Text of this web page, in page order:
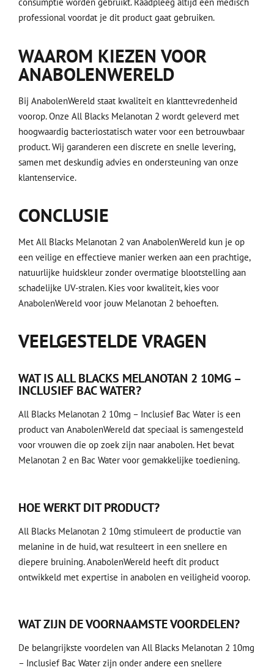
professional voordat je dit product gaat gebruiken.
WAAROM KIEZEN VOOR
ANABOLENWERELD
Bij AnabolenWereld staat kwaliteit en klanttevredenheid
voorop. Onze All Blacks Melanotan 2 wordt geleverd met
hoogwaardig bacteriostatisch water voor een betrouwbaar
product. Wij garanderen een discrete en snelle levering,
samen met deskundig advies en ondersteuning van onze
klantenservice.
CONCLUSIE
Met All Blacks Melanotan 2 van AnabolenWereld kun je op
een veilige en effectieve manier werken aan een prachtige,
natuurlijke huidskleur zonder overmatige blootstelling aan
schadelijke UV-stralen. Kies voor kwaliteit, kies voor
AnabolenWereld voor jouw Melanotan 2 behoeften.
VEELGESTELDE VRAGEN
WAT IS ALL BLACKS MELANOTAN 2 10MG –
INCLUSIEF BAC WATER?
All Blacks Melanotan 2 10mg – Inclusief Bac Water is een
product van AnabolenWereld dat speciaal is samengesteld
voor vrouwen die op zoek zijn naar anabolen. Het bevat
Melanotan 2 en Bac Water voor gemakkelijke toediening.
HOE WERKT DIT PRODUCT?
All Blacks Melanotan 2 10mg stimuleert de productie van
melanine in de huid, wat resulteert in een snellere en
diepere bruining. AnabolenWereld heeft dit product
ontwikkeld met expertise in anabolen en veiligheid voorop.
WAT ZIJN DE VOORNAAMSTE VOORDELEN?
De belangrijkste voordelen van All Blacks Melanotan 2 10mg
– Inclusief Bac Water zijn onder andere een snellere